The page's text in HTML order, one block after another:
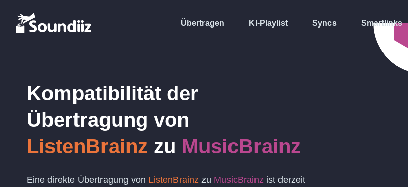
Übertragen KI-Playlist Syncs Smartlinks
Kompatibilität der
Übertragung von
ListenBrainz zu MusicBrainz
Eine direkte Übertragung von ListenBrainz zu MusicBrainz ist derzeit